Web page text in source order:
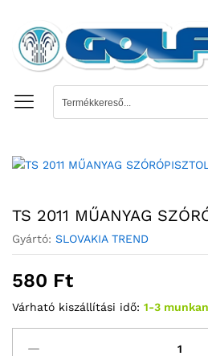
TS 2011 MŰANYAG
Gyártó: SLOVAKIA TREND
580 Ft
Várható kiszállítási idő: 1-3